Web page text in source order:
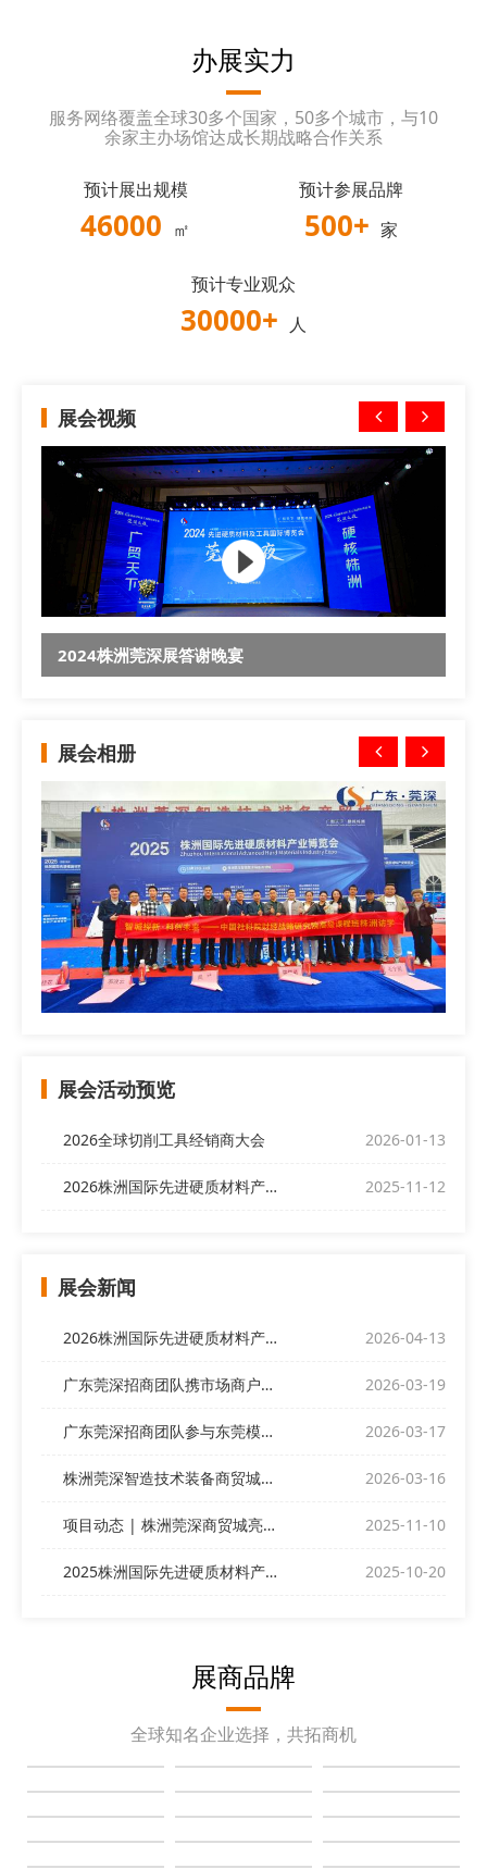
办展实力
服务网络覆盖全球30多个国家，50多个城市，与10
余家主办场馆达成长期战略合作关系
预计展出规模
46000 ㎡
预计参展品牌
500+ 家
预计专业观众
30000+ 人
展会视频
2024株洲莞深展答谢晚宴
展会相册
展会活动预览
2026全球切削工具经销商大会 2026-01-13
2026株洲国际先进硬质材料产业博览会 2025-11-12
展会新闻
2026株洲国际先进硬质材料产业博览会欢迎全球客商前来 2026-04-13
广东莞深招商团队携市场商户代表亮相“偌伊之夜”，开展展会招商 2026-03-19
广东莞深招商团队参与东莞模协产销对接交流会 2026-03-17
株洲莞深智造技术装备商贸城与您相约ITES深圳工业展 2026-03-16
项目动态 | 株洲莞深商贸城亮相深圳DMP展 2025-11-10
2025株洲国际先进硬质材料产业博览会昨日盛大开幕！ 2025-10-20
展商品牌
全球知名企业选择，共拓商机